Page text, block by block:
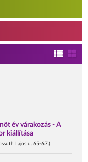
év várakozás - A
kiállítása
Lajos u. 65-67.)